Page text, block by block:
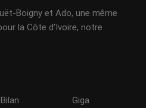
Boigny et Ado, une même
la Côte d'Ivoire, notre
Giga